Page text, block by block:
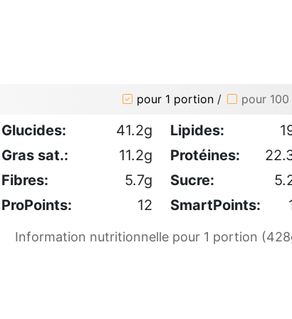
pour 1 portion / pour 100
Glucides: 41.2g Lipides:
Gras sat.:
11.2g Protéines:
Fibres:
5.7g Sucre:
ProPoints:
12 SmartPoints:
Information nutritionnelle pour 1 portion